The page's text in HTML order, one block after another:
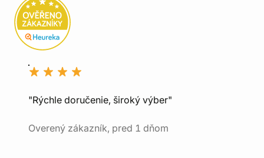
"Rýchle doručenie, široký výber"
Overený zákazník, pred 1 dňom